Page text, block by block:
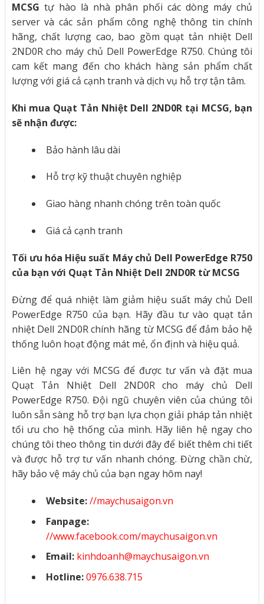
MCSG tự hào là nhà phân phối các dòng máy chủ
server và các sản phẩm công nghệ thông tin chính
hãng, chất lượng cao, bao gồm quạt tản nhiệt Dell
2ND0R cho máy chủ Dell PowerEdge R750. Chúng tôi
cam kết mang đến cho khách hàng sản phẩm chất
lượng với giá cả cạnh tranh và dịch vụ hỗ trợ tận tâm.
Khi mua Quạt Tản Nhiệt Dell 2ND0R tại MCSG, bạn
sẽ nhận được:
Bảo hành lâu dài
Hỗ trợ kỹ thuật chuyên nghiệp
Giao hàng nhanh chóng trên toàn quốc
Giá cả cạnh tranh
Tối ưu hóa Hiệu suất Máy chủ Dell PowerEdge R750
của bạn với Quạt Tản Nhiệt Dell 2ND0R từ MCSG
Đừng để quá nhiệt làm giảm hiệu suất máy chủ Dell
PowerEdge R750 của bạn. Hãy đầu tư vào quạt tản
nhiệt Dell 2ND0R chính hãng từ MCSG để đảm bảo hệ
thống luôn hoạt động mát mẻ, ổn định và hiệu quả.
Liên hệ ngay với MCSG để được tư vấn và đặt mua
Quạt Tản Nhiệt Dell 2ND0R cho máy chủ Dell
PowerEdge R750. Đội ngũ chuyên viên của chúng tôi
luôn sẵn sàng hỗ trợ bạn lựa chọn giải pháp tản nhiệt
tối ưu cho hệ thống của mình. Hãy liên hệ ngay cho
chúng tôi theo thông tin dưới đây để biết thêm chi tiết
và được hỗ trợ tư vấn nhanh chóng. Đừng chần chừ,
hãy bảo vệ máy chủ của bạn ngay hôm nay!
Website://maychusaigon.vn
Fanpage:
//www.facebook.com/maychusaigon.vn
Email: kinhdoanh@maychusaigon.vn
Hotline:0976.638.715